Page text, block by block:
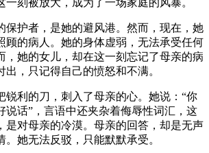
保护者，是她的避风港。然而，现在，她
顾的病人。她的身体虚弱，无法承受任何
，她的女儿，却在这一刻忘记了母亲的病
，只记得自己的愤怒和不满。
锐利的刀，刺入了母亲的心。她说：“你
说话”，言语中还夹杂着侮辱性词汇，这
是对母亲的冷漠。母亲的回答，却是无声
。她无法反驳，只能默默承受。